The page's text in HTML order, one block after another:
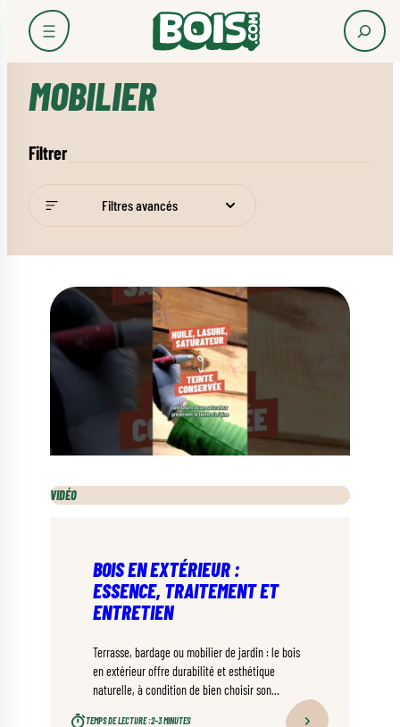
Accueil Les usages du bois Mobilier
MOBILIER
Filtrer
Filtres avancés
VIDÉO
BOIS EN EXTÉRIEUR :
ESSENCE, TRAITEMENT ET
ENTRETIEN
Terrasse, bardage ou mobilier de jardin : le bois
en extérieur offre durabilité et esthétique
naturelle, à condition de bien choisir son
essence et d’adopter les bons gestes d’entretien.
TEMPS DE LECTURE :2–3 MINUTES